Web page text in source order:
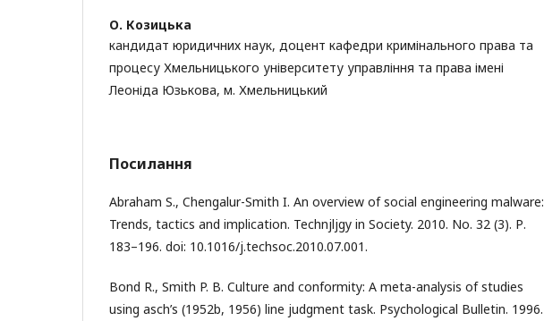
О. Козицька
кандидат юридичних наук, доцент кафедри кримінального права та
процесу Хмельницького університету управління та права імені
Леоніда Юзькова, м. Хмельницький
Посилання
Abraham S., Chengalur-Smith I. An overview of social engineering malware:
Trends, tactics and implication. Technjljgy in Society. 2010. No. 32 (3). Р.
183–196. doi: 10.1016/j.techsoc.2010.07.001.
Bond R., Smith P. B. Culture and conformity: A meta-analysis of studies
using asch’s (1952b, 1956) line judgment task. Psychological Bulletin. 1996.